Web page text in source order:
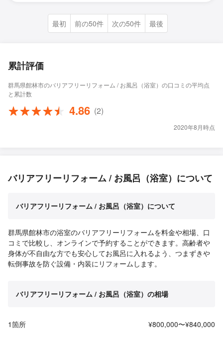
最初 前の50件 次の50件 最後
累計評価
群馬県館林市のバリアフリーリフォーム / お風呂（浴室）の口コミの平均点
と累計数
4.86 (2)
2020年8月時点
バリアフリーリフォーム / お風呂（浴室）について
バリアフリーリフォーム / お風呂（浴室）について
群馬県館林市の浴室のバリアフリーリフォームを料金や相場、口
コミで比較し、オンラインで予約することができます。高齢者や
身体が不自由な方でも安心してお風呂に入れるよう、つまずきや
転倒事故を防ぐ設備・内装にリフォームします。
バリアフリーリフォーム / お風呂（浴室）の相場
1箇所 ¥800,000〜¥840,000